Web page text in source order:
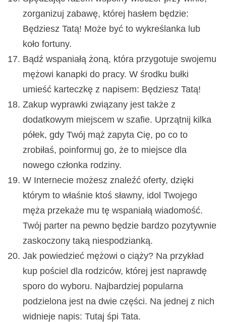
zorganizuj zabawę, której hasłem będzie:
Będziesz Tatą! Może być to wykreślanka lub
koło fortuny.
Bądź wspaniałą żoną, która przygotuje swojemu
mężowi kanapki do pracy. W środku bułki
umieść karteczkę z napisem: Będziesz Tatą!
Zakup wyprawki związany jest także z
dodatkowym miejscem w szafie. Uprzątnij kilka
półek, gdy Twój mąż zapyta Cię, po co to
zrobiłaś, poinformuj go, że to miejsce dla
nowego członka rodziny.
W Internecie możesz znaleźć oferty, dzięki
którym to właśnie ktoś sławny, idol Twojego
męża przekaże mu tę wspaniałą wiadomość.
Twój parter na pewno będzie bardzo pozytywnie
zaskoczony taką niespodzianką.
Jak powiedzieć mężowi o ciąży? Na przykład
kup pościel dla rodziców, której jest naprawdę
sporo do wyboru. Najbardziej popularna
podzielona jest na dwie części. Na jednej z nich
widnieje napis: Tutaj śpi Tata.